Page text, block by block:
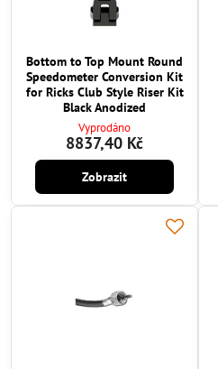
Bottom to Top Mount Round
Speedometer Conversion Kit
for Ricks Club Style Riser Kit
Black Anodized
Vyprodáno
8837,40 Kč
Zobrazit